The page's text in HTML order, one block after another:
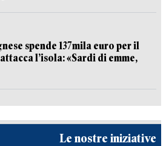
spende 137mila euro per il
l’isola: «Sardi di emme,
Le nostre iniziative